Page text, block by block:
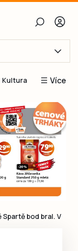
heslo
Kultura Více
Inspirace
Čtenáři píší
Speciální přílohy
Inzerce
bod bral. V